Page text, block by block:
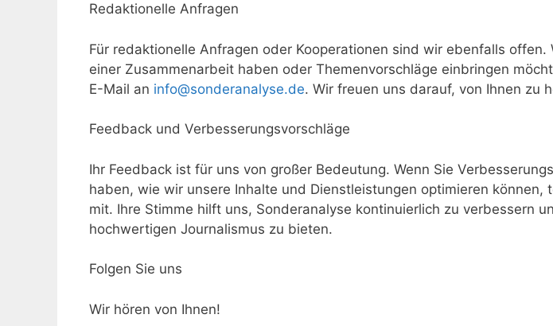
Redaktionelle Anfragen
Für redaktionelle Anfragen oder Kooperationen sind wir ebenfalls offen.
einer Zusammenarbeit haben oder Themenvorschläge einbringen
E-Mail an info@sonderanalyse.de. Wir freuen uns darauf, von Ihnen zu
Feedback und Verbesserungsvorschläge
Ihr Feedback ist für uns von großer Bedeutung. Wenn Sie
haben, wie wir unsere Inhalte und Dienstleistungen optimieren können,
mit. Ihre Stimme hilft uns, Sonderanalyse kontinuierlich zu verbessern
hochwertigen Journalismus zu bieten.
Folgen Sie uns
Wir hören von Ihnen!